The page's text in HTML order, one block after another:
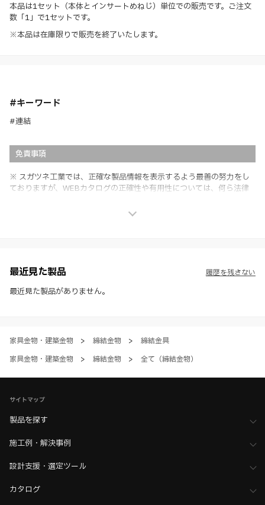
本品は1セット（本体とインサートめねじ）単位での販売です。ご注文
数「1」で1セットです。
※本品は在庫限りで販売を終了いたします。
#キーワード
#連結
免責事項
※ スガツネ工業では、正確な製品情報を表示するよう最善の努力をし
ておりますが、WEBカタログの正確性や有用性については、何ら法律
社製品の使用ご検討、又は販売促進目的の利用に限ります。
※ 本WEBサイト製品情報のご利用にあたっては、WEBサイト利用規
約、プライバシーポリシー、製品情報ガイドをご確認いただき、内容の
最近見た製品
最近見た製品がありません。
履歴を残さない
家具金物・建築金物 > 締結金物 >
締結金具
家具金物・建築金物
> 締結金物 > 全て（締結金物）
サイトマップ
製品を探す
施工例・解決事例
設計支援・選定ツール
カタログ